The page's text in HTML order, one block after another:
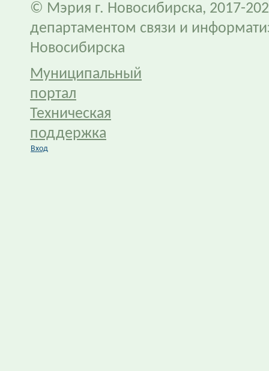
© Мэрия г. Новосибирска, 2017-
департаментом связи и
Новосибирска
Муниципальный
портал
Техническая
поддержка
Вход